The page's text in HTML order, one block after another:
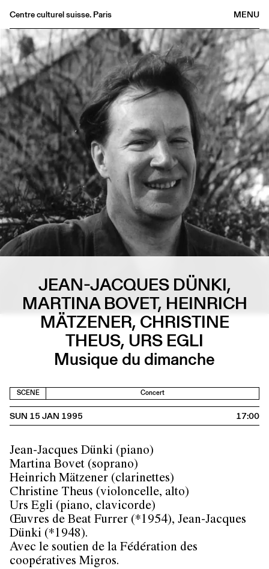
MENU
Centre culturel suisse. Paris
Agenda
Bookshop
Buvette
Archives
Medias
Publications
About
FR/EN
JEAN-JACQUES DÜNKI,
MARTINA BOVET, HEINRICH
MÄTZENER, CHRISTINE
THEUS, URS EGLI
Musique du dimanche
SCENE Concert
SUN 15 JAN 1995 17:00
Jean-Jacques Dünki (piano)
Martina Bovet (soprano)
Heinrich Mätzener (clarinettes)
Christine Theus (violoncelle, alto)
Urs Egli (piano, clavicorde)
Œuvres de Beat Furrer (*1954), Jean-Jacques
Dünki (*1948).
Avec le soutien de la Fédération des
coopératives Migros.